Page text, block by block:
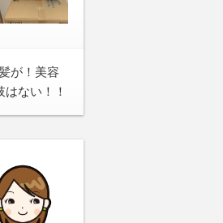
が！美容
ない！！